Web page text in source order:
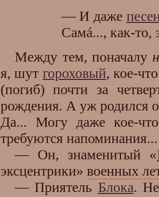
— И даже
Самá..., как-то,
Между тем, поначалу
я, шут гороховый, кое-
(погиб) почти за
рождения. А уж родился
Да... Могу даже кое-
требуются напоминания...
— Он, знаменитый «
эксцентрики» военных
— Приятель Блока.